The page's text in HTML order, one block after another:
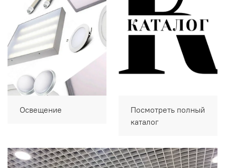
Освещение
Посмотреть полный
каталог